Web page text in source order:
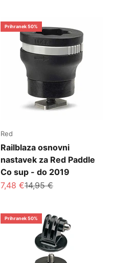
Prihranek 50%
Red
Railblaza osnovni
nastavek za Red Paddle
Co sup - do 2019
Znižana cena
7,48 €Redna cena
14,95 €
Prihranek 50%